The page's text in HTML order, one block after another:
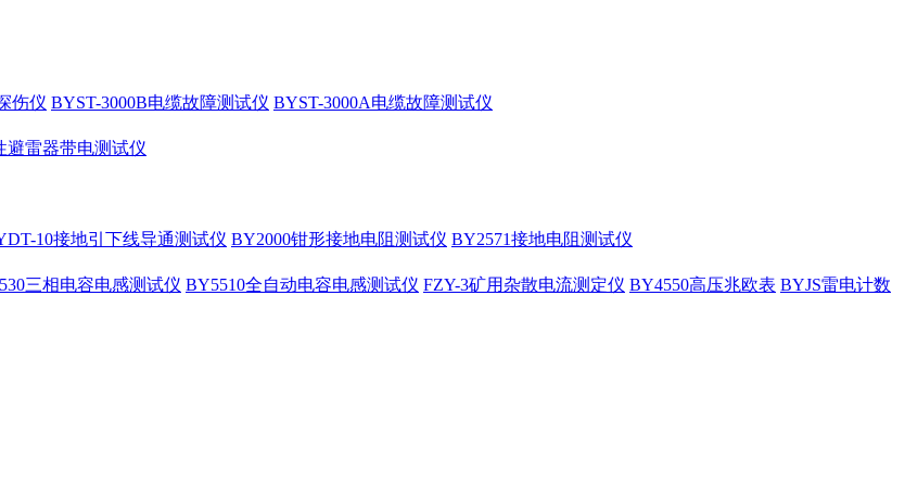
伤仪 BYST-3000B电缆故障测试仪 BYST-3000A电缆故障测试仪
避雷器带电测试仪
10接地引下线导通测试仪 BY2000钳形接地电阻测试仪 BY2571接地电阻测试仪
三相电容电感测试仪 BY5510全自动电容电感测试仪 FZY-3矿用杂散电流测定仪 BY4550高压兆欧表 BYJS雷电计数